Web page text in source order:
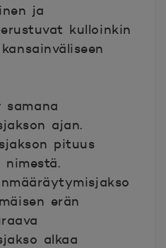
ja
kulloinkin
samana
ajan.
pituus
nimestä.
erän
alkaa